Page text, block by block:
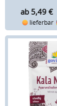
ab 5,49 €
lieferbar